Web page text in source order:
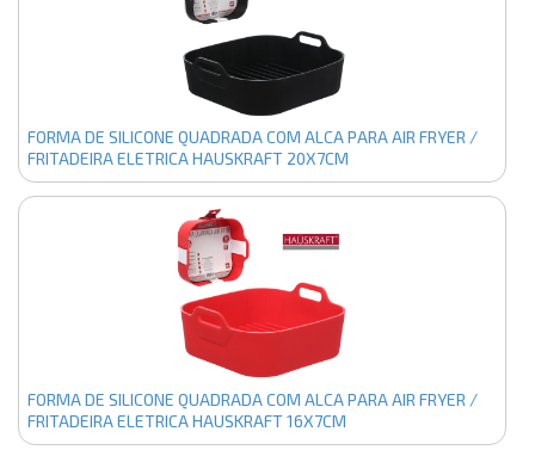
FORMA DE SILICONE QUADRADA COM ALCA PARA AIR FRYER /
FRITADEIRA ELETRICA HAUSKRAFT 20X7CM
FORMA DE SILICONE QUADRADA COM ALCA PARA AIR FRYER /
FRITADEIRA ELETRICA HAUSKRAFT 16X7CM